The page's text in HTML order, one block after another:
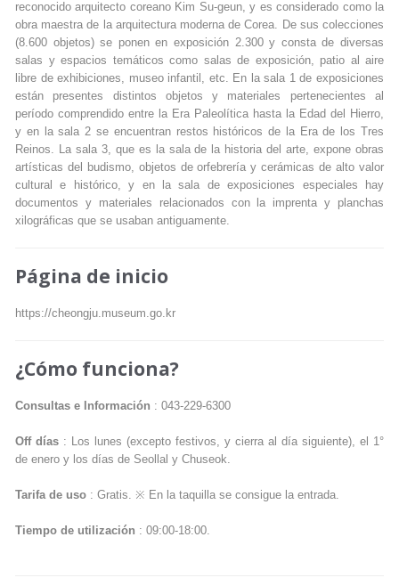
reconocido arquitecto coreano Kim Su-geun, y es considerado como la
obra maestra de la arquitectura moderna de Corea. De sus colecciones
(8.600 objetos) se ponen en exposición 2.300 y consta de diversas
salas y espacios temáticos como salas de exposición, patio al aire
libre de exhibiciones, museo infantil, etc. En la sala 1 de exposiciones
están presentes distintos objetos y materiales pertenecientes al
período comprendido entre la Era Paleolítica hasta la Edad del Hierro,
y en la sala 2 se encuentran restos históricos de la Era de los Tres
Reinos. La sala 3, que es la sala de la historia del arte, expone obras
artísticas del budismo, objetos de orfebrería y cerámicas de alto valor
cultural e histórico, y en la sala de exposiciones especiales hay
documentos y materiales relacionados con la imprenta y planchas
xilográficas que se usaban antiguamente.
Página de inicio
https://cheongju.museum.go.kr
¿Cómo funciona?
Consultas e Información : 043-229-6300
Off días : Los lunes (excepto festivos, y cierra al día siguiente), el 1°
de enero y los días de Seollal y Chuseok.
Tarifa de uso : Gratis. ※ En la taquilla se consigue la entrada.
Tiempo de utilización : 09:00-18:00.